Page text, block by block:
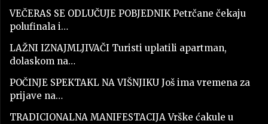
VEČERAS SE ODLUČUJE POBJEDNIK Petrčane čekaju
polufinala i…
LAŽNI IZNAJMLJIVAČI Turisti uplatili apartman,
dolaskom na…
POČINJE SPEKTAKL NA VIŠNJIKU Još ima vremena za
prijave na…
TRADICIONALNA MANIFESTACIJA Vrške ćakule u